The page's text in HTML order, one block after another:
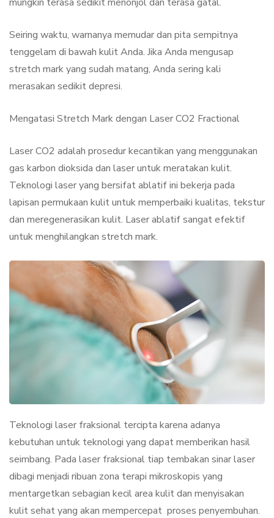
Seiring waktu, warnanya memudar dan pita sempitnya
tenggelam di bawah kulit Anda. Jika Anda mengusap
stretch mark yang sudah matang, Anda sering kali
merasakan sedikit depresi.
Mengatasi Stretch Mark dengan Laser CO2 Fractional
Laser CO2 adalah prosedur kecantikan yang menggunakan
gas karbon dioksida dan laser untuk meratakan kulit.
Teknologi laser yang bersifat ablatif ini bekerja pada
lapisan permukaan kulit untuk memperbaiki kualitas, tekstur
dan meregenerasikan kulit. Laser ablatif sangat efektif
untuk menghilangkan stretch mark.
Teknologi laser fraksional tercipta karena adanya
kebutuhan untuk teknologi yang dapat memberikan hasil
seimbang. Pada laser fraksional tiap tembakan sinar laser
dibagi menjadi ribuan zona terapi mikroskopis yang
mentargetkan sebagian kecil area kulit dan menyisakan
kulit sehat yang akan mempercepat proses penyembuhan.